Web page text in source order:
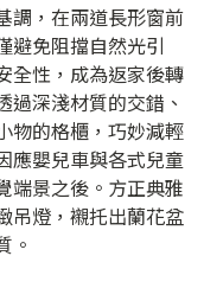
調，在兩道長形窗前
避免阻擋自然光引
全性，成為返家後轉
過深淺材質的交錯、
物的格櫃，巧妙減輕
應嬰兒車與各式兒童
端景之後。方正典雅
吊燈，襯托出蘭花盆
。